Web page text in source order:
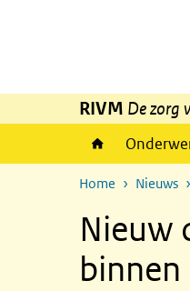
RIVM De zorg
Home Nieuws
Nieuw
binnen